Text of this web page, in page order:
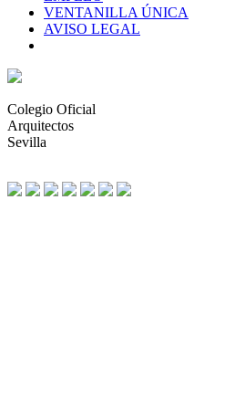
VENTANILLA ÚNICA
AVISO LEGAL
Colegio Oficial
Arquitectos
Sevilla